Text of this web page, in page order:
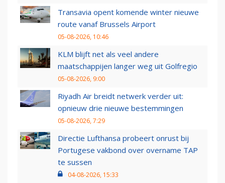
Transavia opent komende winter nieuwe
route vanaf Brussels Airport
05-08-2026, 10:46
KLM blijft net als veel andere
maatschappijen langer weg uit Golfregio
05-08-2026, 9:00
Riyadh Air breidt netwerk verder uit:
opnieuw drie nieuwe bestemmingen
05-08-2026, 7:29
Directie Lufthansa probeert onrust bij
Portugese vakbond over overname TAP
te sussen
04-08-2026, 15:33